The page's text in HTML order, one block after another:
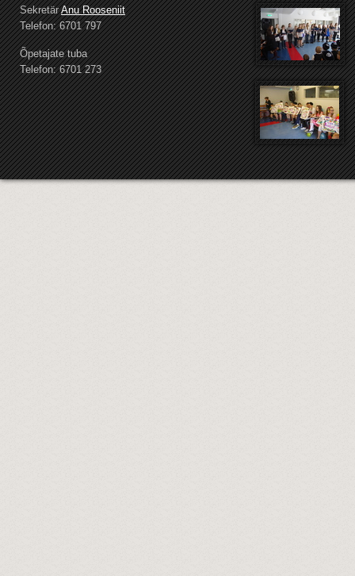
SekretärAnu Rooseniit
Telefon: 6701 797
Õpetajate tuba
Telefon: 6701 273